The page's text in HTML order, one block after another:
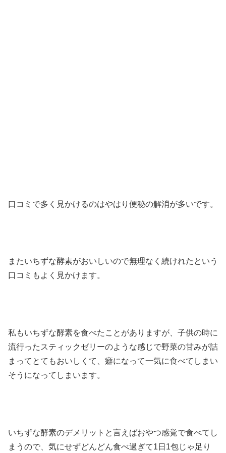
口コミで多く見かけるのはやはり便秘の解消が多いです。
またいちずな酵素がおいしいので無理なく続けれたという
口コミもよく見かけます。
私もいちずな酵素を食べたことがありますが、子供の時に
流行ったスティックゼリーのような感じで野菜の甘みが詰
まってとてもおいしくて、癖になって一気に食べてしまい
そうになってしまいます。
いちずな酵素のデメリットと言えばおやつ感覚で食べてし
まうので、気にせずどんどん食べ過ぎて1日1包じゃ足り